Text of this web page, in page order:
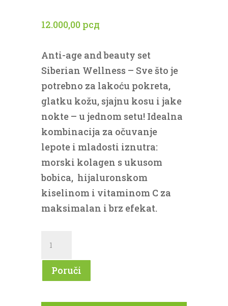
12.000,00 рсд
Anti-age and beauty set
Siberian Wellness – Sve što je
potrebno za lakoću pokreta,
glatku kožu, sjajnu kosu i jake
nokte – u jednom setu! Idealna
kombinacija za očuvanje
lepote i mladosti iznutra:
morski kolagen s ukusom
bobica, hijaluronskom
kiselinom i vitaminom C za
maksimalan i brz efekat.
and
beauty
set
Poruči